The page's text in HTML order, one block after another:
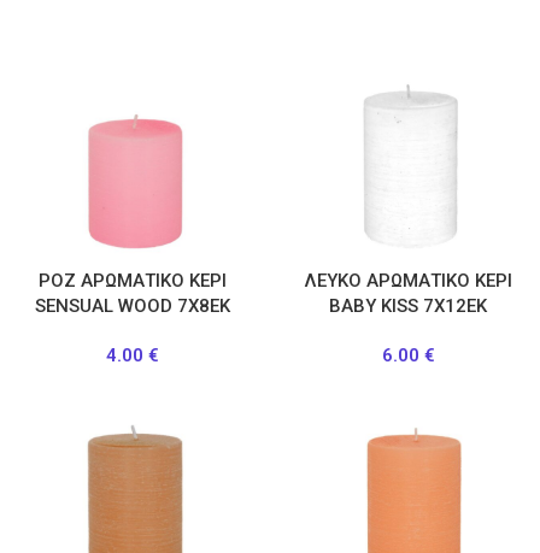
ΡΟΖ ΑΡΩΜΑΤΙΚΟ ΚΕΡΙ
SENSUAL WOOD 7Χ8ΕΚ
4.00 €
ΛΕΥΚΟ ΑΡΩΜΑΤΙΚΟ ΚΕΡΙ
BABY KISS 7Χ12ΕΚ
6.00 €